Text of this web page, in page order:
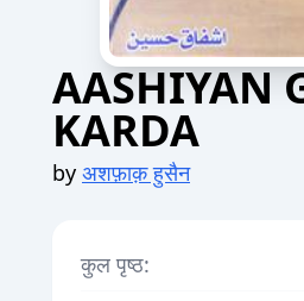
AASHIYAN
KARDA
by अशफ़ाक़ हुसैन
कुल पृष्ठ: